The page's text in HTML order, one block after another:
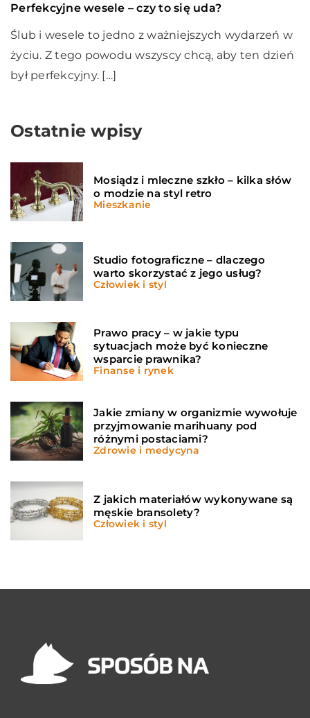
Perfekcyjne wesele – czy to się uda?
Ślub i wesele to jedno z ważniejszych wydarzeń w
życiu. Z tego powodu wszyscy chcą, aby ten dzień
był perfekcyjny. […]
Ostatnie wpisy
Mosiądz i mleczne szkło – kilka słów
o modzie na styl retro
Mieszkanie
Studio fotograficzne – dlaczego
warto skorzystać z jego usług?
Człowiek i styl
Prawo pracy – w jakie typu
sytuacjach może być konieczne
wsparcie prawnika?
Finanse i rynek
Jakie zmiany w organizmie wywołuje
przyjmowanie marihuany pod
różnymi postaciami?
Zdrowie i medycyna
Z jakich materiałów wykonywane są
męskie bransolety?
Człowiek i styl